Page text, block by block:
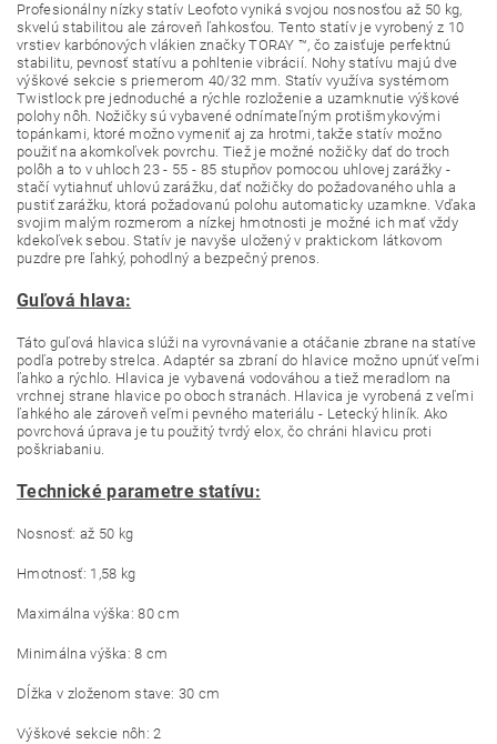
Profesionálny nízky statív Leofoto vyniká svojou nosnosťou až 50 kg,
skvelú stabilitou ale zároveň ľahkosťou. Tento statív je vyrobený z 10
vrstiev karbónových vlákien značky TORAY ™, čo zaisťuje perfektnú
stabilitu, pevnosť statívu a pohltenie vibrácií. Nohy statívu majú dve
výškové sekcie s priemerom 40/32 mm. Statív využíva systémom
Twistlock pre jednoduché a rýchle rozloženie a uzamknutie výškové
polohy nôh. Nožičky sú vybavené odnímateľným protišmykovými
topánkami, ktoré možno vymeniť aj za hrotmi, takže statív možno
použiť na akomkoľvek povrchu. Tiež je možné nožičky dať do troch
polôh a to v uhloch 23 - 55 - 85 stupňov pomocou uhlovej zarážky -
stačí vytiahnuť uhlovú zarážku, dať nožičky do požadovaného uhla a
pustiť zarážku, ktorá požadovanú polohu automaticky uzamkne. Vďaka
svojim malým rozmerom a nízkej hmotnosti je možné ich mať vždy
kdekoľvek sebou. Statív je navyše uložený v praktickom látkovom
puzdre pre ľahký, pohodlný a bezpečný prenos.
Guľová hlava:
Táto guľová hlavica slúži na vyrovnávanie a otáčanie zbrane na statíve
podľa potreby strelca. Adaptér sa zbraní do hlavice možno upnúť veľmi
ľahko a rýchlo. Hlavica je vybavená vodováhou a tiež meradlom na
vrchnej strane hlavice po oboch stranách. Hlavica je vyrobená z veľmi
ľahkého ale zároveň veľmi pevného materiálu - Letecký hliník. Ako
povrchová úprava je tu použitý tvrdý elox, čo chráni hlavicu proti
poškriabaniu.
Technické parametre statívu:
Nosnosť: až 50 kg
Hmotnosť: 1,58 kg
Maximálna výška: 80 cm
Minimálna výška: 8 cm
Dĺžka v zloženom stave: 30 cm
Výškové sekcie nôh: 2